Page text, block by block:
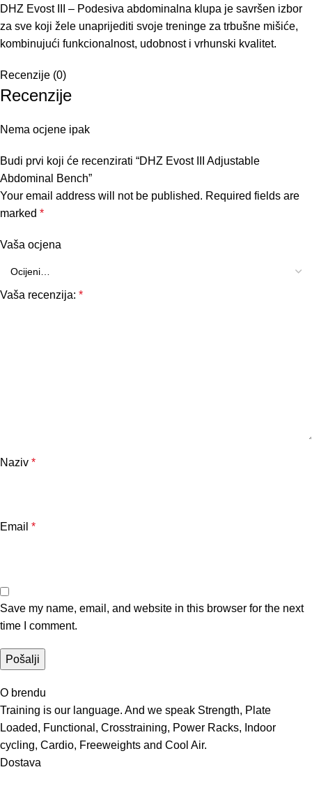
DHZ Evost III – Podesiva abdominalna klupa je savršen izbor
za sve koji žele unaprijediti svoje treninge za trbušne mišiće,
kombinujući funkcionalnost, udobnost i vrhunski kvalitet.
Recenzije (0)
Recenzije
Nema ocjene ipak
Budi prvi koji će recenzirati “DHZ Evost III Adjustable
Abdominal Bench”
Your email address will not be published. Required fields are
marked *
Vaša ocjena
Vaša recenzija: *
Naziv *
Email *
Save my name, email, and website in this browser for the next
time I comment.
O brendu
Training is our language. And we speak Strength, Plate
Loaded, Functional, Crosstraining, Power Racks, Indoor
cycling, Cardio, Freeweights and Cool Air.
Dostava